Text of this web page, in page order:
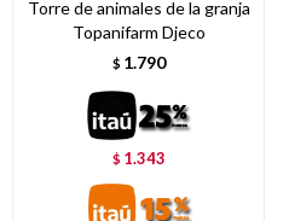
Torre de animales de la granja
Topanifarm Djeco
$ 1.790
$ 1.343